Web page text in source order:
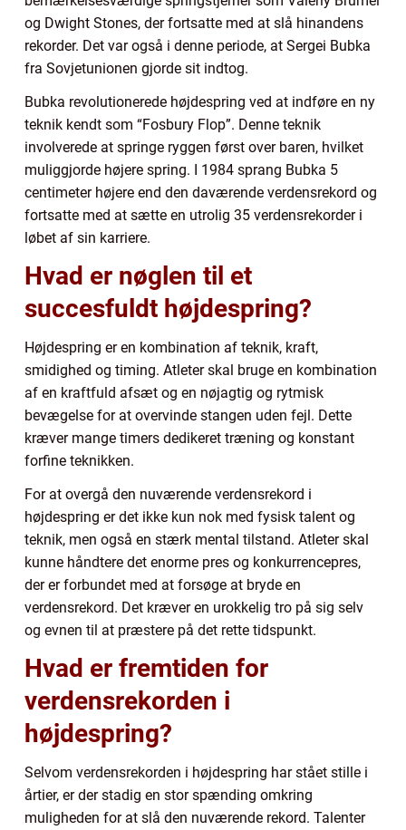
og Dwight Stones, der fortsatte med at slå hinandens
rekorder. Det var også i denne periode, at Sergei Bubka
fra Sovjetunionen gjorde sit indtog.
Bubka revolutionerede højdespring ved at indføre en ny
teknik kendt som “Fosbury Flop”. Denne teknik
involverede at springe ryggen først over baren, hvilket
muliggjorde højere spring. I 1984 sprang Bubka 5
centimeter højere end den daværende verdensrekord og
fortsatte med at sætte en utrolig 35 verdensrekorder i
løbet af sin karriere.
Hvad er nøglen til et
succesfuldt højdespring?
Højdespring er en kombination af teknik, kraft,
smidighed og timing. Atleter skal bruge en kombination
af en kraftfuld afsæt og en nøjagtig og rytmisk
bevægelse for at overvinde stangen uden fejl. Dette
kræver mange timers dedikeret træning og konstant
forfine teknikken.
For at overgå den nuværende verdensrekord i
højdespring er det ikke kun nok med fysisk talent og
teknik, men også en stærk mental tilstand. Atleter skal
kunne håndtere det enorme pres og konkurrencepres,
der er forbundet med at forsøge at bryde en
verdensrekord. Det kræver en urokkelig tro på sig selv
og evnen til at præstere på det rette tidspunkt.
Hvad er fremtiden for
verdensrekorden i
højdespring?
Selvom verdensrekorden i højdespring har stået stille i
årtier, er der stadig en stor spænding omkring
muligheden for at slå den nuværende rekord. Talenter